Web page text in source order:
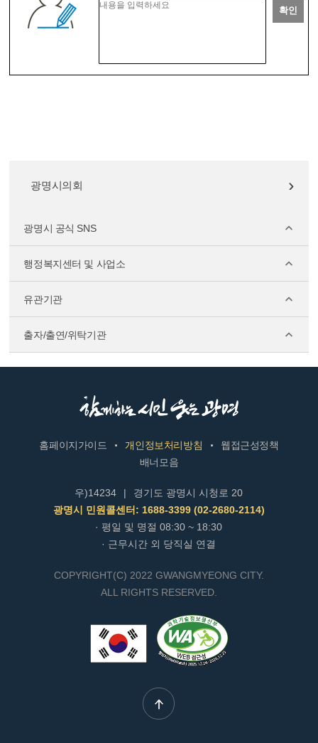
확인
광명시의회
광명시 공식 SNS
행정복지센터 및 사업소
유관기관
출자/출연/위탁기관
홈페이지가이드 개인정보처리방침
웹접근성정책
배너모음
우)14234 |
경기도 광명시 시청로 20
광명시 민원콜센터: 1688-3399 (02-2680-2114)
· 평일 및 명절 08:30 ~ 18:30
· 근무시간 외 당직실 연결
COPYRIGHT(C) 2022 GWANGMYEONG CITY.
ALL RIGHTS RESERVED.